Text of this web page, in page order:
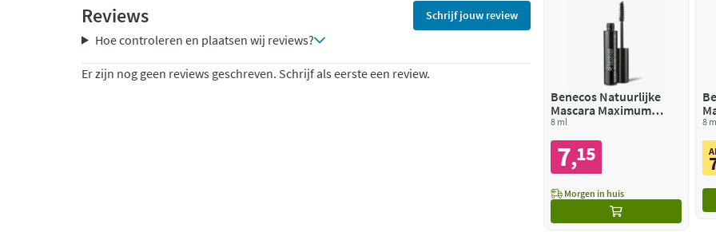
Reviews
Schrijf jouw review
Hoe controleren en plaatsen wij reviews?
Er zijn nog geen reviews geschreven. Schrijf als eerste een review.
Benecos Natuurlijke
Mascara Maximum
Volume Deep Black
8 ml
7,15
Morgen in huis
8